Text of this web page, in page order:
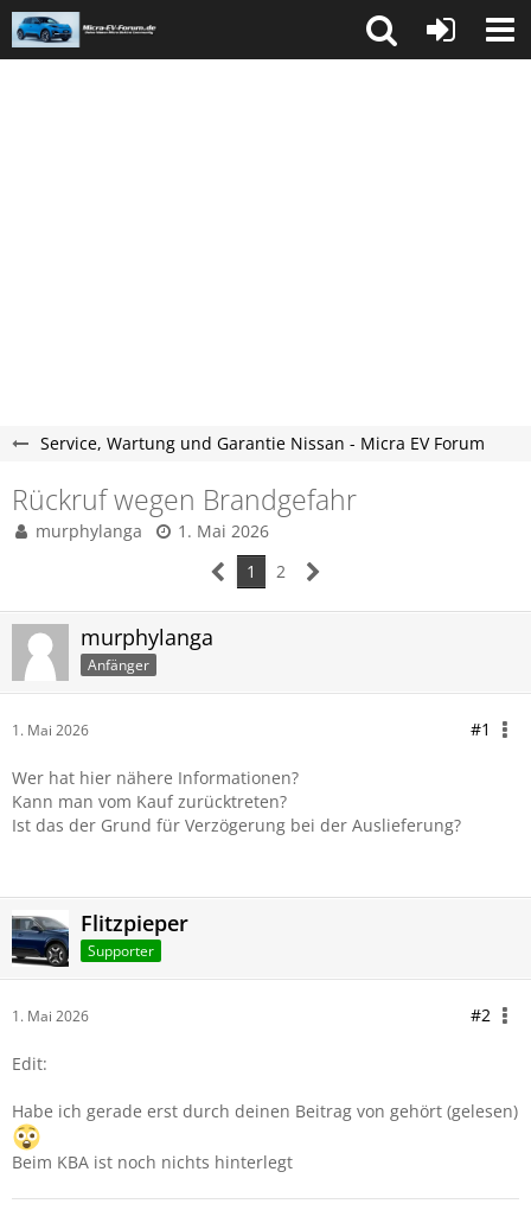
Service, Wartung und Garantie Nissan - Micra EV Forum
Rückruf wegen Brandgefahr
murphylanga
1. Mai 2026
1
2
murphylanga
Anfänger
1. Mai 2026 #1
Wer hat hier nähere Informationen?
Kann man vom Kauf zurücktreten?
Ist das der Grund für Verzögerung bei der Auslieferung?
Flitzpieper
Supporter
1. Mai 2026 #2
Edit:
Habe ich gerade erst durch deinen Beitrag von gehört (gelesen)
Beim KBA ist noch nichts hinterlegt